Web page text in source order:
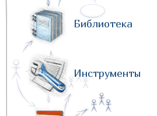
Библиотека
Инструменты